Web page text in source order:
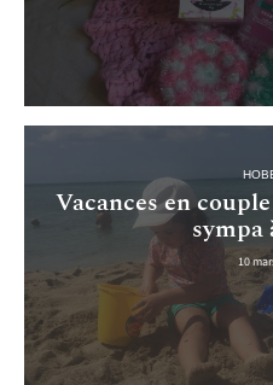
Vacances en
sympa
10